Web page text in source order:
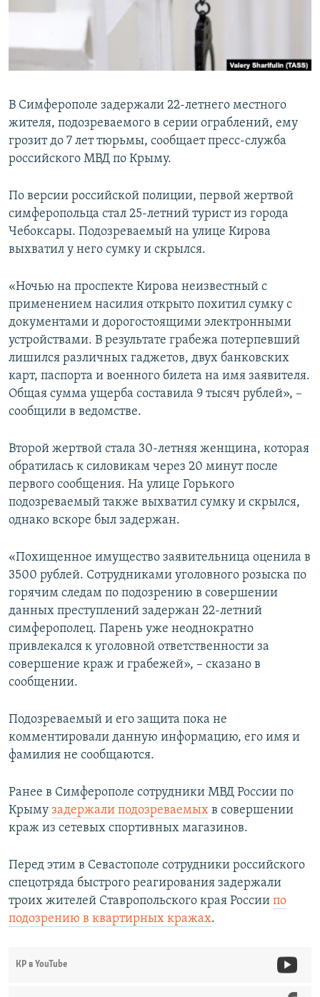
ПОБЕДИТЕЛЕЙ НЕ СУДЯТ?
КРЫМ.НЕПОКОРЕННЫЙ
ПРИСОЕДИНЯЙТЕСЬ!
Все сайты RFE/RL
В Симферополе задержали 22-летнего местного
жителя, подозреваемого в серии ограблений, ему
грозит до 7 лет тюрьмы, сообщает пресс-служба
российского МВД по Крыму.
По версии российской полиции, первой жертвой
симферопольца стал 25-летний турист из города
Чебоксары. Подозреваемый на улице Кирова
выхватил у него сумку и скрылся.
«Ночью на проспекте Кирова неизвестный с
применением насилия открыто похитил сумку с
документами и дорогостоящими электронными
устройствами. В результате грабежа потерпевший
лишился различных гаджетов, двух банковских
карт, паспорта и военного билета на имя заявителя.
Общая сумма ущерба составила 9 тысяч рублей», –
сообщили в ведомстве.
Второй жертвой стала 30-летняя женщина, которая
обратилась к силовикам через 20 минут после
первого сообщения. На улице Горького
подозреваемый также выхватил сумку и скрылся,
однако вскоре был задержан.
«Похищенное имущество заявительница оценила в
3500 рублей. Сотрудниками уголовного розыска по
горячим следам по подозрению в совершении
данных преступлений задержан 22-летний
симферополец. Парень уже неоднократно
привлекался к уголовной ответственности за
совершение краж и грабежей», – сказано в
сообщении.
Подозреваемый и его защита пока не
комментировали данную информацию, его имя и
фамилия не сообщаются.
Ранее в Симферополе сотрудники МВД России по
Крыму задержали подозреваемых в совершении
краж из сетевых спортивных магазинов.
Перед этим в Севастополе сотрудники российского
спецотряда быстрого реагирования задержали
троих жителей Ставропольского края России по
подозрению в квартирных кражах.
КР в YouTube